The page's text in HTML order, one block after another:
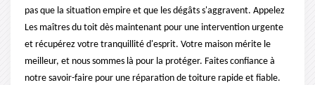
pas que la situation empire et que les dégâts s'aggravent. Appelez
Les maîtres du toit dès maintenant pour une intervention urgente
et récupérez votre tranquillité d'esprit. Votre maison mérite le
meilleur, et nous sommes là pour la protéger. Faites confiance à
notre savoir-faire pour une réparation de toiture rapide et fiable.